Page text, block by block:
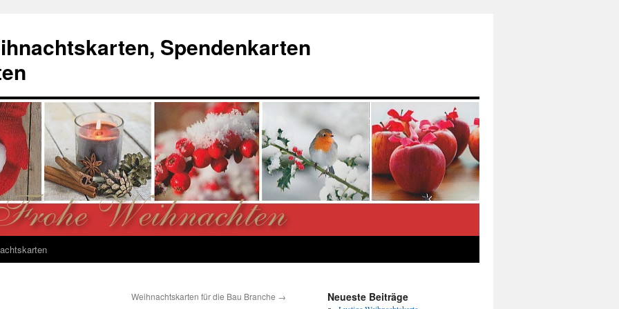
Spendenkarten
Weihnachtskarten für die Bau Branche → Neueste Beiträge